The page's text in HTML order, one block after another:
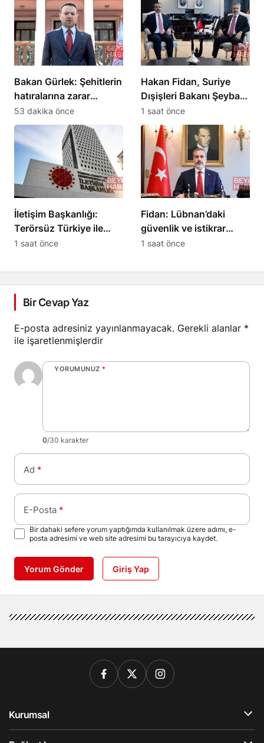
Bakan Gürlek: Şehitlerin
hatıralarına zarar
verilmeyecek
53 dakika önce
Hakan Fidan, Suriye
Dışişleri Bakanı Şeybani
ile görüştü
1 saat önce
İletişim Başkanlığı:
Terörsüz Türkiye ile
kazanan 86 milyon
1 saat önce
Fidan: Lübnan’daki
güvenlik ve istikrar
kritik önem taşıyor
1 saat önce
Bir Cevap Yaz
E-posta adresiniz yayınlanmayacak. Gerekli alanlar *
ile işaretlenmişlerdir
YORUMUNUZ *
0/30 karakter
Ad *
E-Posta *
Bir dahaki sefere yorum yaptığımda kullanılmak üzere adımı, e-
posta adresimi ve web site adresimi bu tarayıcıya kaydet.
Yorum Gönder Giriş Yap
Kurumsal